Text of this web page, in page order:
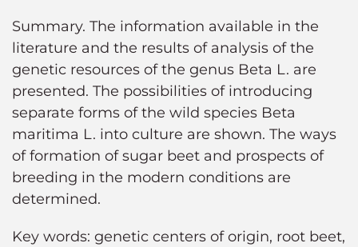
Summary. The information available in the
literature and the results of analysis of the
genetic resources of the genus Beta L. are
presented. The possibilities of introducing
separate forms of the wild species Beta
maritima L. into culture are shown. The ways
of formation of sugar beet and prospects of
breeding in the modern conditions are
determined.
Key words: genetic centers of origin, root beet,